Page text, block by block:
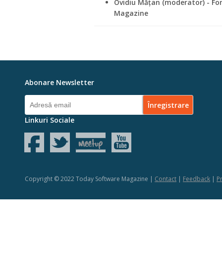
Ovidiu Mățan (moderator) -
Magazine
Abonare Newsletter
Linkuri Sociale
Copyright © 2022 Today Software Magazine | Contact | Feedback |